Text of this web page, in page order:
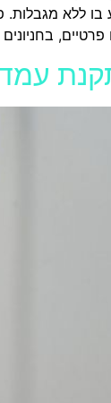
בו ללא
פרטיים,